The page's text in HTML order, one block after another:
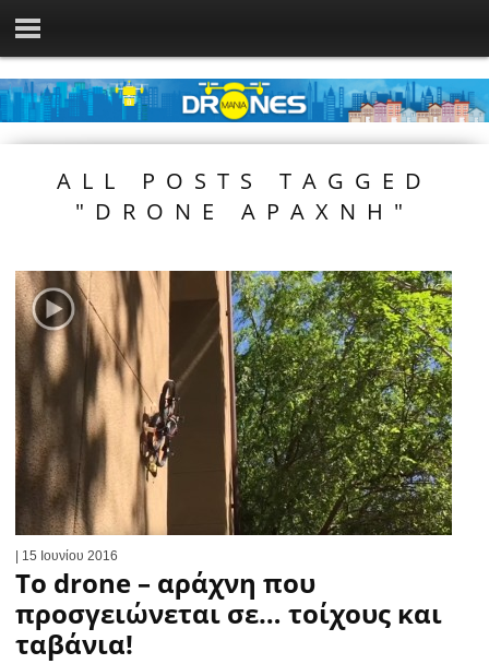
ALL POSTS TAGGED
"DRONE ΑΡΑΧΝΗ"
| 15 Ιουνίου 2016
Το drone – αράχνη που
προσγειώνεται σε… τοίχους και
ταβάνια!